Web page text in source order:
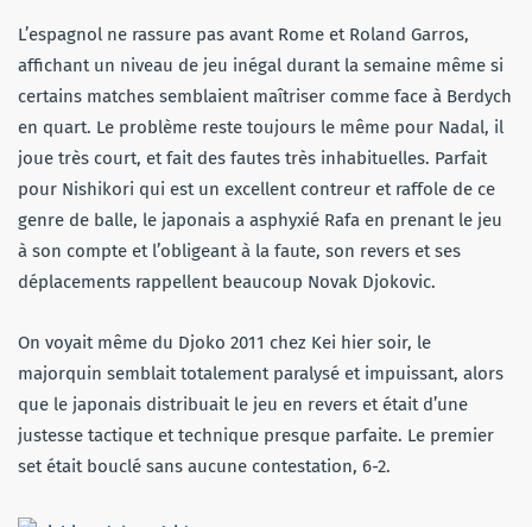
L’espagnol ne rassure pas avant Rome et Roland Garros,
affichant un niveau de jeu inégal durant la semaine même si
certains matches semblaient maîtriser comme face à Berdych
en quart. Le problème reste toujours le même pour Nadal, il
joue très court, et fait des fautes très inhabituelles. Parfait
pour Nishikori qui est un excellent contreur et raffole de ce
genre de balle, le japonais a asphyxié Rafa en prenant le jeu
à son compte et l’obligeant à la faute, son revers et ses
déplacements rappellent beaucoup Novak Djokovic.
On voyait même du Djoko 2011 chez Kei hier soir, le
majorquin semblait totalement paralysé et impuissant, alors
que le japonais distribuait le jeu en revers et était d’une
justesse tactique et technique presque parfaite. Le premier
set était bouclé sans aucune contestation, 6-2.